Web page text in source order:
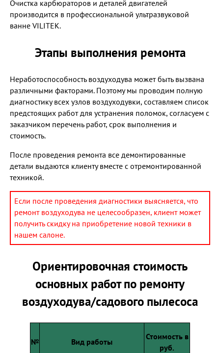
Очистка карбюраторов и деталей двигателей
производится в профессиональной ультразвуковой
ванне VILITEK.
Этапы выполнения ремонта
Неработоспособность воздуходува может быть вызвана
различными факторами. Поэтому мы проводим полную
диагностику всех узлов воздуходувки, составляем список
предстоящих работ для устранения поломок, согласуем с
заказчиком перечень работ, срок выполнения и
стоимость.
После проведения ремонта все демонтированные
детали выдаются клиенту вместе с отремонтированной
техникой.
Если после проведения диагностики выясняется, что
ремонт воздуходува не целесообразен, клиент может
получить скидку на приобретение новой техники в
нашем салоне.
Ориентировочная стоимость
основных работ по ремонту
воздуходува/садового пылесоса
№ Вид работы
Стоимость в
руб.